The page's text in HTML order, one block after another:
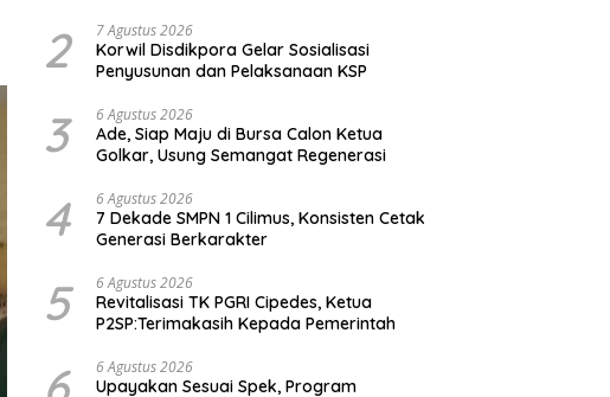
2 7 Agustus 2026
Korwil Disdikpora Gelar Sosialisasi
Penyusunan dan Pelaksanaan KSP
3 6 Agustus 2026
Ade, Siap Maju di Bursa Calon Ketua
Golkar, Usung Semangat Regenerasi
4 6 Agustus 2026
7 Dekade SMPN 1 Cilimus, Konsisten Cetak
Generasi Berkarakter
5 6 Agustus 2026
Revitalisasi TK PGRI Cipedes, Ketua
P2SP:Terimakasih Kepada Pemerintah
6 Agustus 2026
Upayakan Sesuai Spek, Program